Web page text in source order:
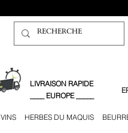
​LIVRAISON RAPIDE
____ EUROPE _____
VINS HERBES DU MAQUIS